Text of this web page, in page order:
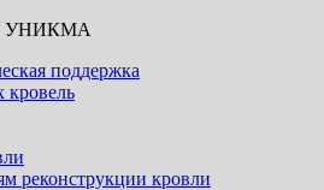
УНИКМА
поддержка
кровель
реконструкции кровли